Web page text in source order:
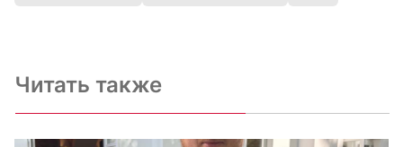
Читать также